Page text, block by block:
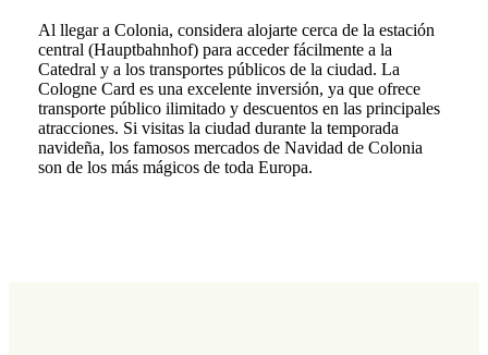
Al llegar a Colonia, considera alojarte cerca de la estación
central (Hauptbahnhof) para acceder fácilmente a la
Catedral y a los transportes públicos de la ciudad. La
Cologne Card es una excelente inversión, ya que ofrece
transporte público ilimitado y descuentos en las principales
atracciones. Si visitas la ciudad durante la temporada
navideña, los famosos mercados de Navidad de Colonia
son de los más mágicos de toda Europa.